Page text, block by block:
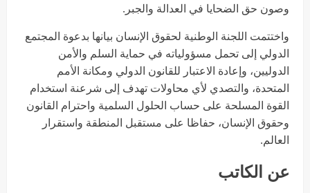
وصون حق الضحايا في العدالة والجبر.
واختتمت اللجنة الوطنية لحقوق الإنسان بيانها بدعوة المجتمع
الدولي إلى تحمل مسؤولياته في حماية السلم والأمن
الدوليين، وإعادة الاعتبار للقانون الدولي ومكانة الأمم
المتحدة، والتصدي لأي محاولات تهدف إلى شرعنة استخدام
القوة المسلحة على حساب الحلول السلمية واحترام القانون
وحقوق الإنسان، حفاظا على مستقبل المنطقة واستقرار
العالم.
عن الكاتب